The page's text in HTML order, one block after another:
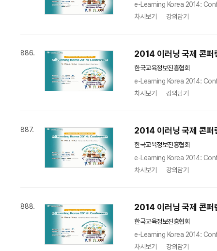
e-Learning Korea 2014:
차시보기
강의담기
886. 2014 이러닝 국제
한국교육정보진흥협회
e-Learning Korea 2014:
차시보기
강의담기
887. 2014 이러닝 국제
한국교육정보진흥협회
e-Learning Korea 2014:
차시보기
강의담기
888. 2014 이러닝 국제
한국교육정보진흥협회
e-Learning Korea 2014:
차시보기
강의담기